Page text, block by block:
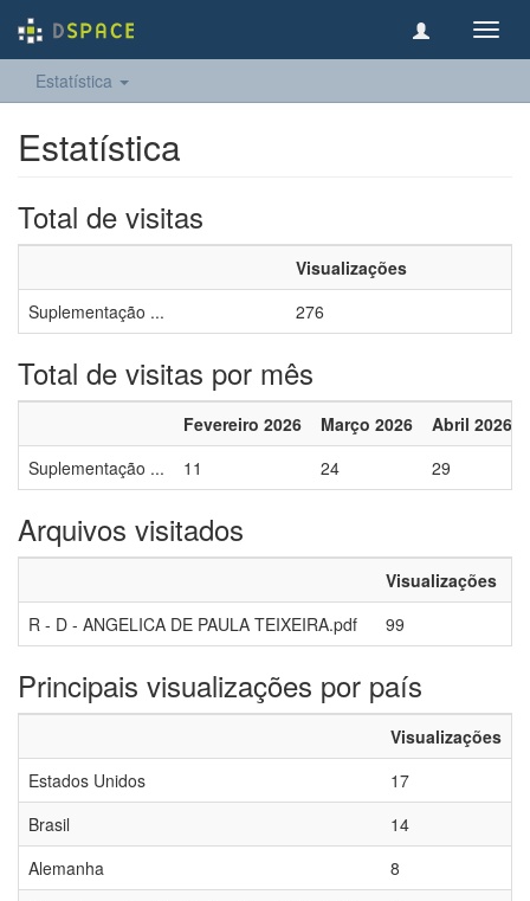
Estatística
Estatística
Total de visitas
Visualizações
Suplementação ...
276
Total de visitas por mês
Fevereiro 2026 Março 2026
Abril 2026
Suplementação ...
11 24 29
Arquivos visitados
Visualizações
R - D - ANGELICA DE PAULA TEIXEIRA.pdf
99
Principais visualizações por país
Visualizações
Estados Unidos
17
Brasil
14
Alemanha
8